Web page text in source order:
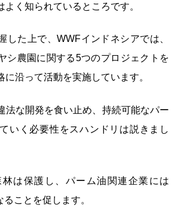
よく知られているところです。
した上で、WWFインドネシアでは、
シ農園に関する5つのプロジェクトを
に沿って活動を実施しています。
法な開発を食い止め、持続可能なパー
いく必要性をスハンドリは説きまし
は保護し、パーム油関連企業には
ことを促します。